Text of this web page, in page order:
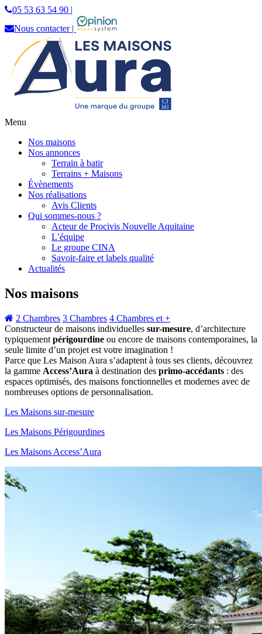
05 53 63 54 90 |
Nous contacter |
Les Maisons Aura
Constructeur de maisons individuelles en
Dordogne
Menu
Nos maisons
Nos annonces
Terrain à batir
Terrains + Maisons
Évènements
Nos réalisations
Avis Clients
Qui sommes-nous ?
Acteur de Procivis Nouvelle Aquitaine
L’équipe
Le groupe CINA
Savoir-faire et labels qualité
Actualités
Nos maisons
2 Chambres 3 Chambres 4 Chambres et +
Constructeur de maisons individuelles sur-mesure, d’architecture
typiquement périgourdine ou encore de maisons contemporaines, la
seule limite d’un projet est votre imagination !
Parce que Les Maison Aura s’adaptent à tous ses clients, découvrez
la gamme Access’Aura à destination des primo-accédants : des
espaces optimisés, des maisons fonctionnelles et modernes avec de
nombreuses options de personnalisation.
Les Maisons sur-mesure
Les Maisons Périgourdines
Les Maisons Access’Aura